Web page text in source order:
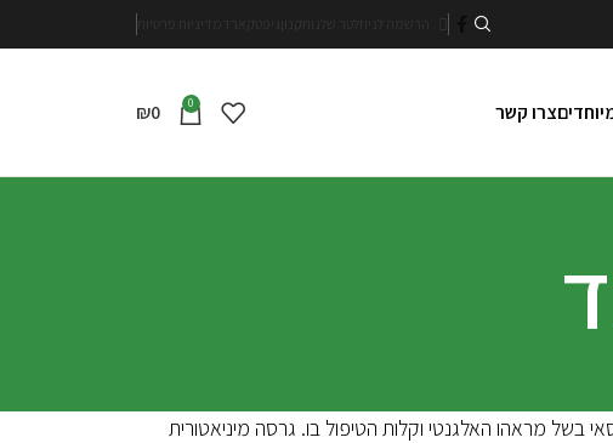
צרו קשר 0
₪0
בשל מראהו האלגנטי וקלות הטיפול בו. גרסה מיניאטורית